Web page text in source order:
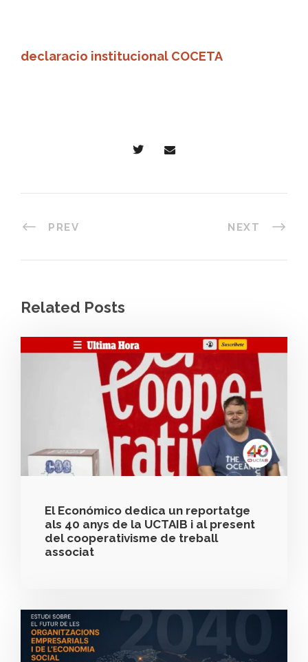
declaracio institucional COCETA
PREV NEXT
Related Posts
El Económico dedica un reportatge
als 40 anys de la UCTAIB i al present
del cooperativisme de treball
associat